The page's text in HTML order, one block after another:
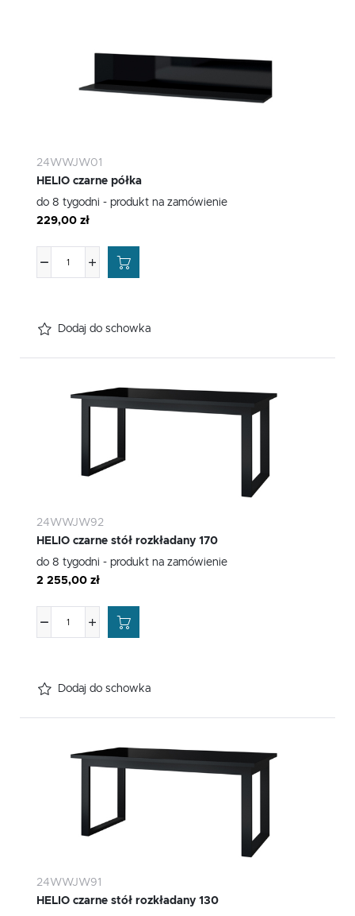
24WWJW01
HELIO czarne półka
do 8 tygodni - produkt na zamówienie
229,00 zł
Dodaj do schowka
24WWJW92
HELIO czarne stół rozkładany 170
do 8 tygodni - produkt na zamówienie
2 255,00 zł
Dodaj do schowka
24WWJW91
HELIO czarne stół rozkładany 130